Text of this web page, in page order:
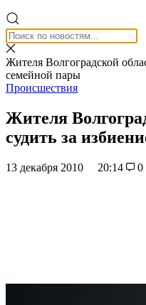
Жителя Волгоградской
семейной пары
Происшествия
Жителя
судить за
13 декабря 2010 20:14 0